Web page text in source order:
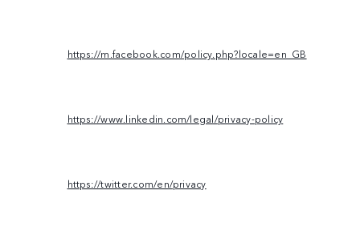
https://m.facebook.com/policy.php?locale=en_GB
https://www.linkedin.com/legal/privacy-policy
https://twitter.com/en/privacy